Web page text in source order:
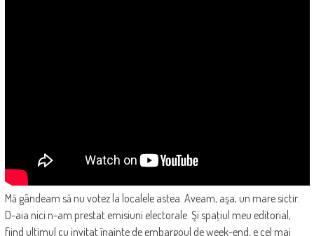
Mă gândeam să nu votez la localele astea. Aveam, aşa, un mare sictir.
D-aia nici n-am prestat emisiuni electorale. Şi spaţiul meu editorial,
fiind ultimul cu invitat înainte de embargoul de week-end, e cel mai